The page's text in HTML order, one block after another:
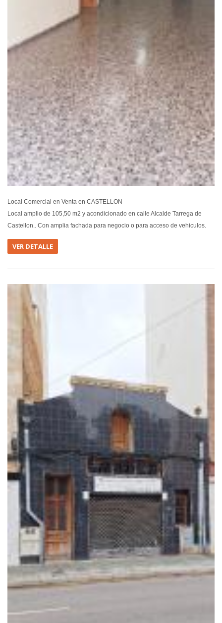
Local Comercial en Venta en CASTELLON
Local amplio de 105,50 m2 y acondicionado en calle Alcalde Tarrega de
Castellon.. Con amplia fachada para negocio o para acceso de vehiculos.
VER DETALLE